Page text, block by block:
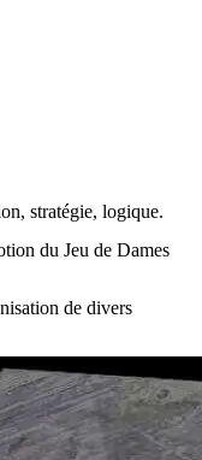
stratégie, logique.
du Jeu de Dames
de divers
stratégie, logique.
du Jeu de Dames
de divers